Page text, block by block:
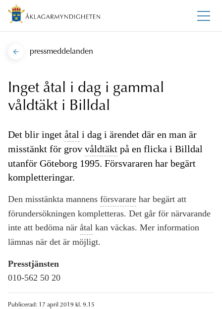
pressmeddelanden
Inget åtal i dag i gammal
våldtäkt i Billdal
Det blir inget åtal i dag i ärendet där en man är
misstänkt för grov våldtäkt på en flicka i Billdal
utanför Göteborg 1995. Försvararen har begärt
kompletteringar.
Den misstänkta mannens försvarare har begärt att
förundersökningen kompletteras. Det går för närvarande
inte att bedöma när åtal kan väckas. Mer information
lämnas när det är möjligt.
Presstjänsten
010-562 50 20
Publicerad: 17 april 2019 kl. 9.15